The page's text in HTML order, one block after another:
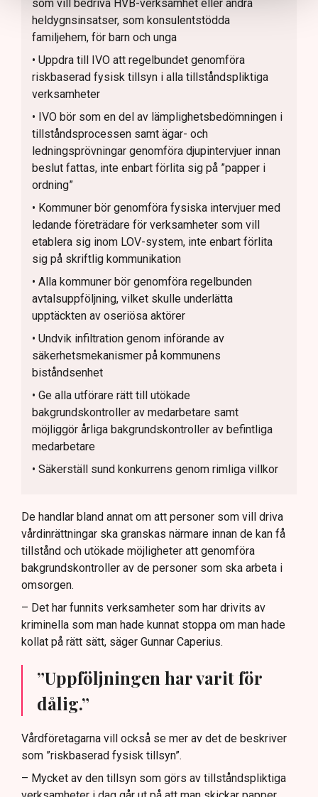
som vill bedriva HVB-verksamhet eller andra
heldygnsinsatser, som konsulentstödda
familjehem, för barn och unga
• Uppdra till IVO att regelbundet genomföra
riskbaserad fysisk tillsyn i alla tillståndspliktiga
verksamheter
• IVO bör som en del av lämplighetsbedömningen i
tillståndsprocessen samt ägar- och
ledningsprövningar genomföra djupintervjuer innan
beslut fattas, inte enbart förlita sig på ”papper i
ordning”
• Kommuner bör genomföra fysiska intervjuer med
ledande företrädare för verksamheter som vill
etablera sig inom LOV-system, inte enbart förlita
sig på skriftlig kommunikation
• Alla kommuner bör genomföra regelbunden
avtalsuppföljning, vilket skulle underlätta
upptäckten av oseriösa aktörer
• Undvik infiltration genom införande av
säkerhetsmekanismer på kommunens
biståndsenhet
• Ge alla utförare rätt till utökade
bakgrundskontroller av medarbetare samt
möjliggör årliga bakgrundskontroller av befintliga
medarbetare
• Säkerställ sund konkurrens genom rimliga villkor
De handlar bland annat om att personer som vill driva
vårdinrättningar ska granskas närmare innan de kan få
tillstånd och utökade möjligheter att genomföra
bakgrundskontroller av de personer som ska arbeta i
omsorgen.
– Det har funnits verksamheter som har drivits av
kriminella som man hade kunnat stoppa om man hade
kollat på rätt sätt, säger Gunnar Caperius.
”Uppföljningen har varit för
dålig.”
Vårdföretagarna vill också se mer av det de beskriver
som ”riskbaserad fysisk tillsyn”.
– Mycket av den tillsyn som görs av tillståndspliktiga